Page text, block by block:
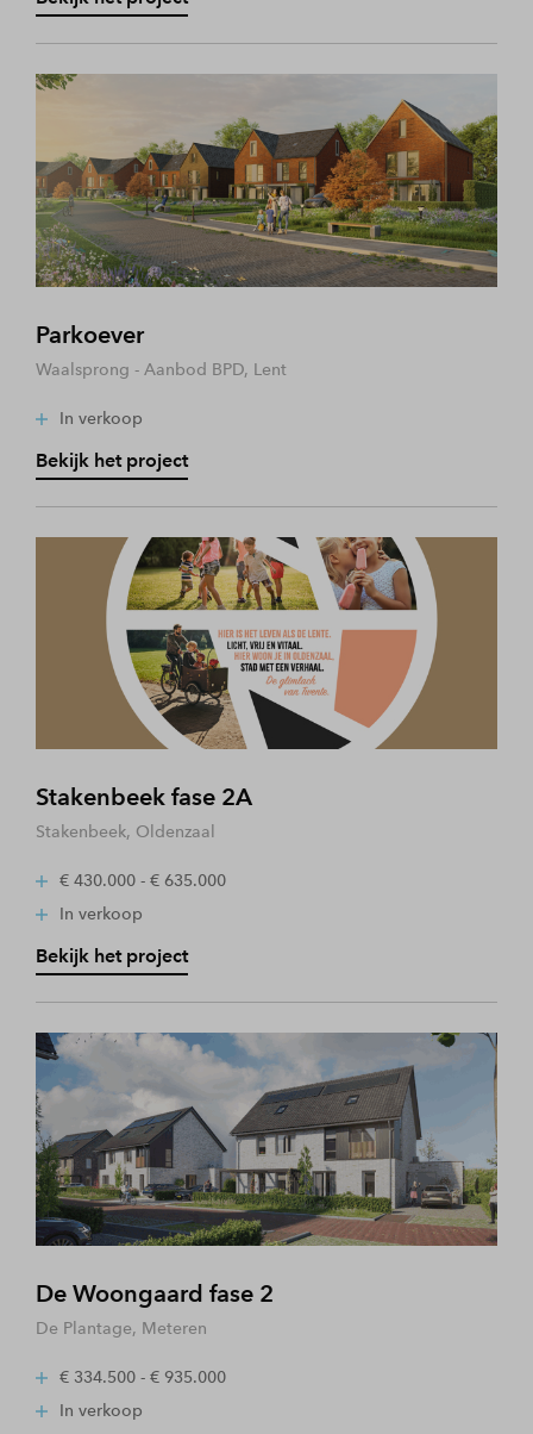
Parkoever
Waalsprong - Aanbod BPD, Lent
In verkoop
Bekijk het project
Stakenbeek fase 2A
Stakenbeek, Oldenzaal
€ 430.000 - € 635.000
In verkoop
Bekijk het project
De Woongaard fase 2
De Plantage, Meteren
€ 334.500 - € 935.000
In verkoop